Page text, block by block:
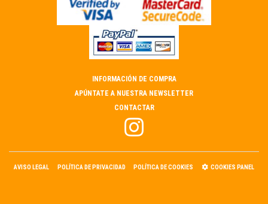
INFORMACIÓN DE COMPRA
APÚNTATE A NUESTRA NEWSLETTER
CONTACTAR
AVISO LEGAL POLÍTICA DE PRIVACIDAD POLÍTICA DE COOKIES COOKIES PANEL